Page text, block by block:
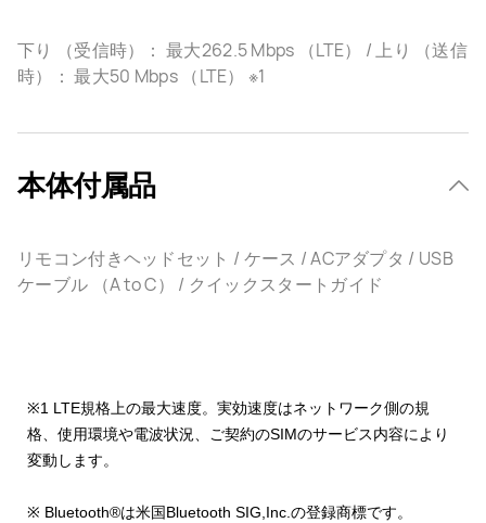
下り （受信時）： 最大262.5 Mbps （LTE） / 上り （送信
時）： 最大50 Mbps （LTE） ※1
本体付属品
リモコン付きヘッドセット / ケース / ACアダプタ / USB
ケーブル （A to C） / クイックスタートガイド
※1 LTE規格上の最大速度。実効速度はネットワーク側の規
格、使用環境や電波状況、ご契約のSIMのサービス内容により
変動します。
※ Bluetooth®は米国Bluetooth SIG,Inc.の登録商標です。